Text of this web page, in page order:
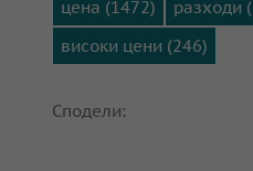
цена (1472)
разходи
високи цени (246)
Сподели: